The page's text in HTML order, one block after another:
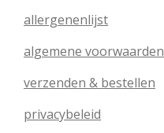
allergenenlijst
algemene voorwaarden
verzenden & bestellen
privacybeleid